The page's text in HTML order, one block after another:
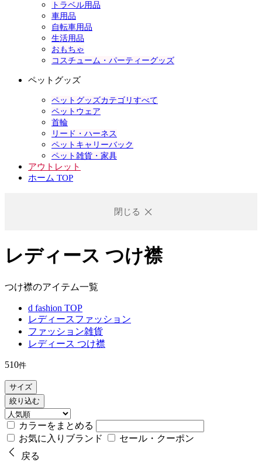
トラベル用品
車用品
自転車用品
生活用品
おもちゃ
コスチューム・パーティーグッズ
ペットグッズ
ペットグッズカテゴリすべて
ペットウェア
首輪
リード・ハーネス
ペットキャリーバック
ペット雑貨・家具
アウトレット
ホーム TOP
閉じる
レディース つけ襟
つけ襟のアイテム一覧
d fashion TOP
レディースファッション
ファッション雑貨
レディース つけ襟
510件
サイズ
絞り込む
カラーをまとめる
お気に入りブランド
セール・クーポン
戻る